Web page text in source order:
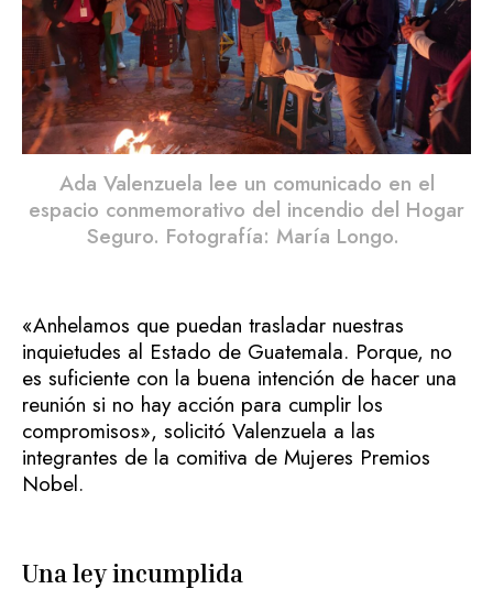
Ada Valenzuela lee un comunicado en el
espacio conmemorativo del incendio del Hogar
Seguro. Fotografía: María Longo.
«Anhelamos que puedan trasladar nuestras
inquietudes al Estado de Guatemala. Porque, no
es suficiente con la buena intención de hacer una
reunión si no hay acción para cumplir los
compromisos», solicitó Valenzuela a las
integrantes de la comitiva de Mujeres Premios
Nobel.
Una ley incumplida